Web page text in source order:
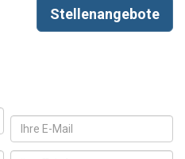
Stellenangebote